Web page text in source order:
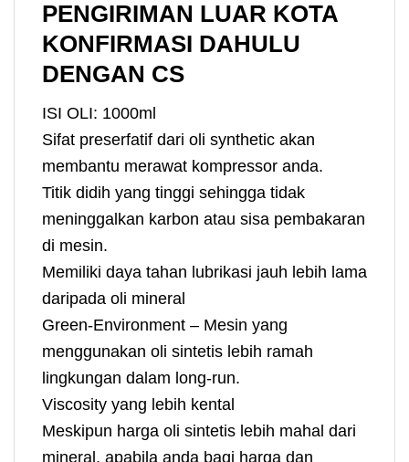
PENGIRIMAN LUAR KOTA
KONFIRMASI DAHULU
DENGAN CS
ISI OLI: 1000ml
Sifat preserfatif dari oli synthetic akan
membantu merawat kompressor anda.
Titik didih yang tinggi sehingga tidak
meninggalkan karbon atau sisa pembakaran
di mesin.
Memiliki daya tahan lubrikasi jauh lebih lama
daripada oli mineral
Green-Environment – Mesin yang
menggunakan oli sintetis lebih ramah
lingkungan dalam long-run.
Viscosity yang lebih kental
Meskipun harga oli sintetis lebih mahal dari
mineral, apabila anda bagi harga dan